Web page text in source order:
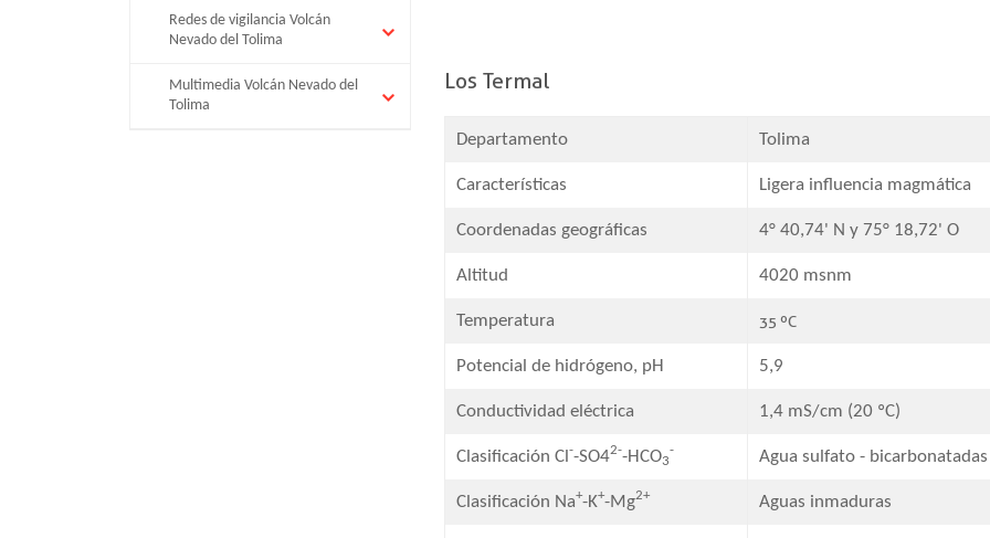
Redes de vigilancia Volcán
Nevado del Tolima
Multimedia Volcán Nevado del
Tolima
Los Termal
Departamento ​Tolima
Características Ligera influencia magmática
Coordenadas geográficas​ 4° 40,74' N y 75° 18,72' O
Altitud 4020 msnm
Temperatura 35 ºC
​Potencial de hidrógeno, pH 5,9​
Conductividad eléctrica​ 1,4 mS/cm (20 ºC)
Clasificación Cl --SO42--HCO3
- Agua sulfato - bicarbonatadas
​Clasificación Na+-K+-Mg2+ Aguas inmaduras